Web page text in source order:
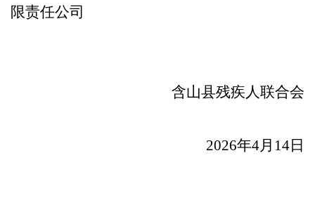
限责任公司
含山县残疾人联合会
2026年4月 14日